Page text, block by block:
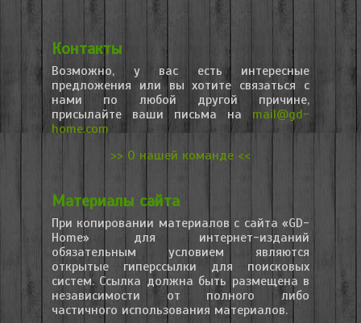
Контакты
Возможно, у вас есть интересные
предложения или вы хотите связаться с
нами по любой другой причине,
присылайте ваши письма на mail@gd-
home.com
>> О нашей команде <<
Материалы сайта
При копировании материалов с сайта «GD-
Home» для интернет-изданий
обязательным условием являются
открытые гиперссылки для поисковых
систем. Ссылка должна быть размещена в
независимости от полного либо
частичного использования материалов.